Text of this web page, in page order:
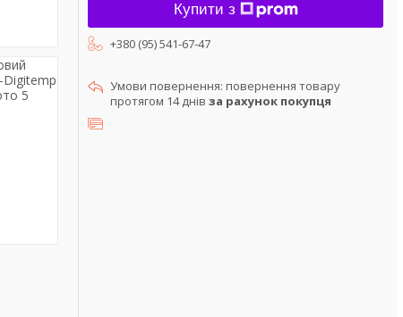
Купити з
+380 (95) 541-67-47
повернення товару
протягом 14 днів за рахунок покупця